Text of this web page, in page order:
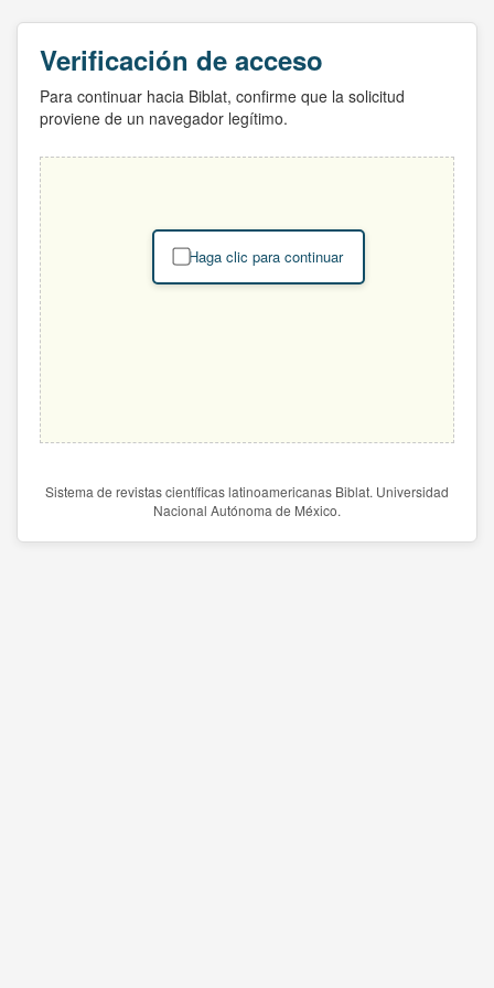
Verificación de acceso
Para continuar hacia Biblat, confirme que la solicitud
proviene de un navegador legítimo.
Haga clic para continuar
Sistema de revistas científicas latinoamericanas Biblat. Universidad
Nacional Autónoma de México.